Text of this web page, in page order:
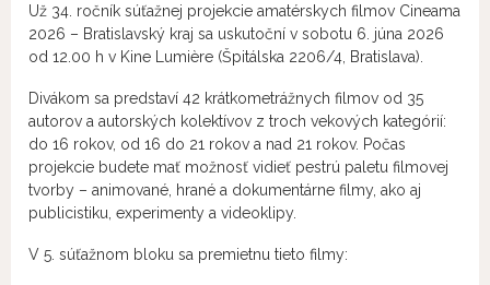
Už 34. ročník súťažnej projekcie amatérskych filmov Cineama
2026 – Bratislavský kraj sa uskutoční v sobotu 6. júna 2026
od 12.00 h v Kine Lumière (Špitálska 2206/4, Bratislava).
Divákom sa predstaví 42 krátkometrážnych filmov od 35
autorov a autorských kolektívov z troch vekových kategórií:
do 16 rokov, od 16 do 21 rokov a nad 21 rokov. Počas
projekcie budete mať možnosť vidieť pestrú paletu filmovej
tvorby – animované, hrané a dokumentárne filmy, ako aj
publicistiku, experimenty a videoklipy.
V 5. súťažnom bloku sa premietnu tieto filmy: